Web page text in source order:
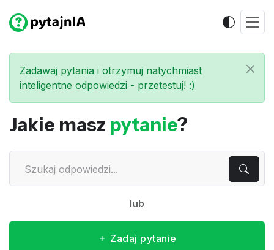
Zadawaj pytania i otrzymuj natychmiast
inteligentne odpowiedzi - przetestuj! :)
Jakie masz pytanie?
lub
Zadaj pytanie